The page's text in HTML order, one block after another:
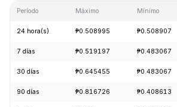
Período Máximo Mínimo
24 hora(s) ₱0.508995 ₱0.508907
7 días ₱0.519197 ₱0.483067
30 días ₱0.645455 ₱0.483067
90 días ₱0.816726 ₱0.408613